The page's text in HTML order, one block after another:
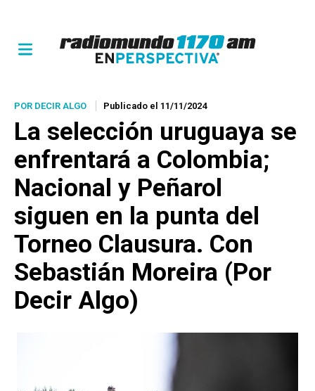
POR DECIR ALGO Publicado el 11/11/2024
La selección uruguaya se
enfrentará a Colombia;
Nacional y Peñarol
siguen en la punta del
Torneo Clausura. Con
Sebastián Moreira (Por
Decir Algo)